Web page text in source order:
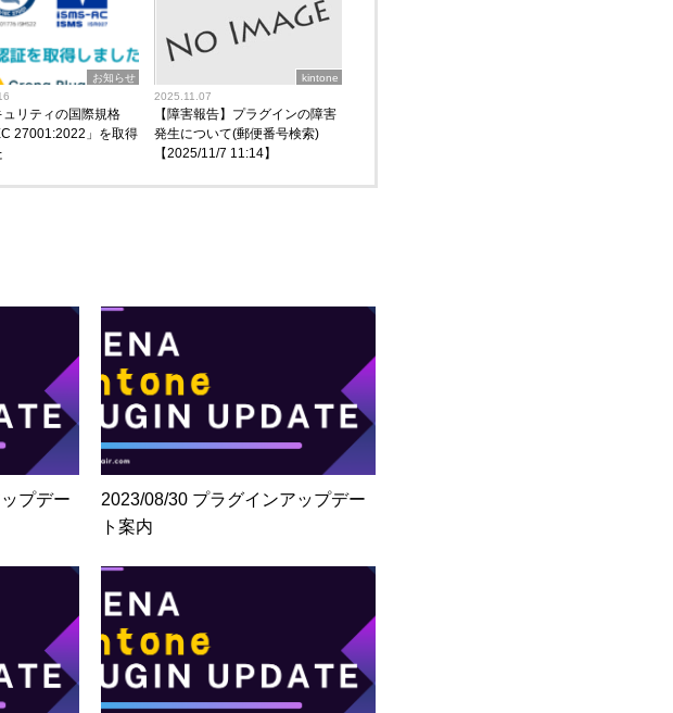
お知らせ
ュリティの国際規格
27001:2022」を取得
kintone
2025.11.07
【障害報告】プラグインの障害
発生について(郵便番号検索)
【2025/11/7 11:14】
プデー
2023/08/30 プラグインアップデー
ト案内